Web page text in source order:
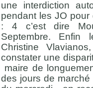
une interdiction
pendant les JO
: 4 c’est dire
Septembre.
Christine
constater une
maire de
des jours de marché